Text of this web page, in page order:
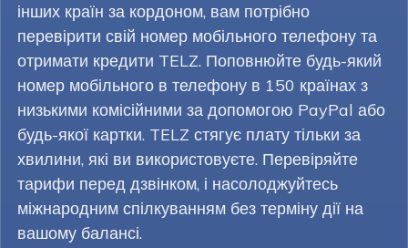
інших країн за кордоном, вам потрібно
перевірити свій номер мобільного телефону та
отримати кредити TELZ. Поповнюйте будь-який
номер мобільного в телефону в 150 країнах з
низькими комісійними за допомогою PayPal або
будь-якої картки. TELZ стягує плату тільки за
хвилини, які ви використовуєте. Перевіряйте
тарифи перед дзвінком, і насолоджуйтесь
міжнародним спілкуванням без терміну дії на
вашому балансі.